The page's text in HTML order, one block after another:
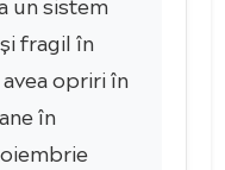
fragil în
opriri în
în